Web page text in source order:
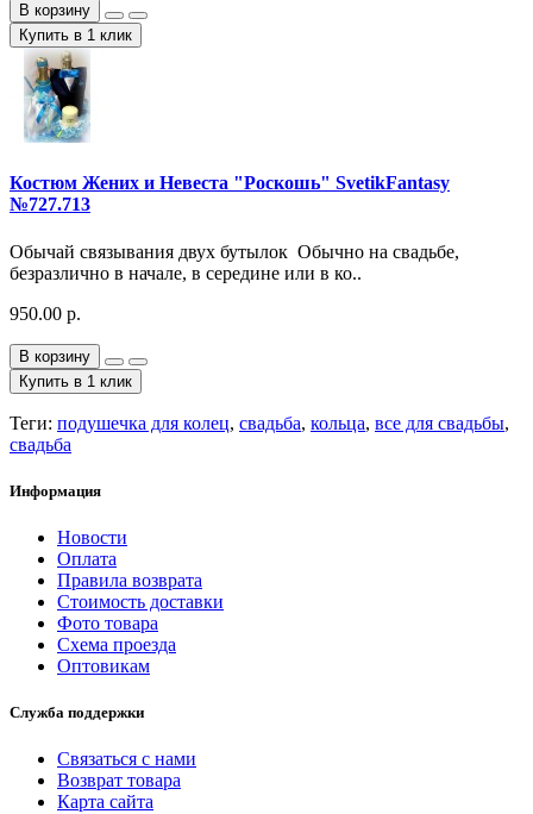
В корзину
Купить в 1 клик
Костюм Жених и Невеста "Роскошь" SvetikFantasy
№727.713
Обычай связывания двух бутылок Обычно на свадьбе,
безразлично в начале, в середине или в ко..
950.00 р.
В корзину
Купить в 1 клик
Теги: подушечка для колец, свадьба, кольца, все для свадьбы,
свадьба
Информация
Новости
Оплата
Правила возврата
Стоимость доставки
Фото товара
Схема проезда
Оптовикам
Служба поддержки
Связаться с нами
Возврат товара
Карта сайта